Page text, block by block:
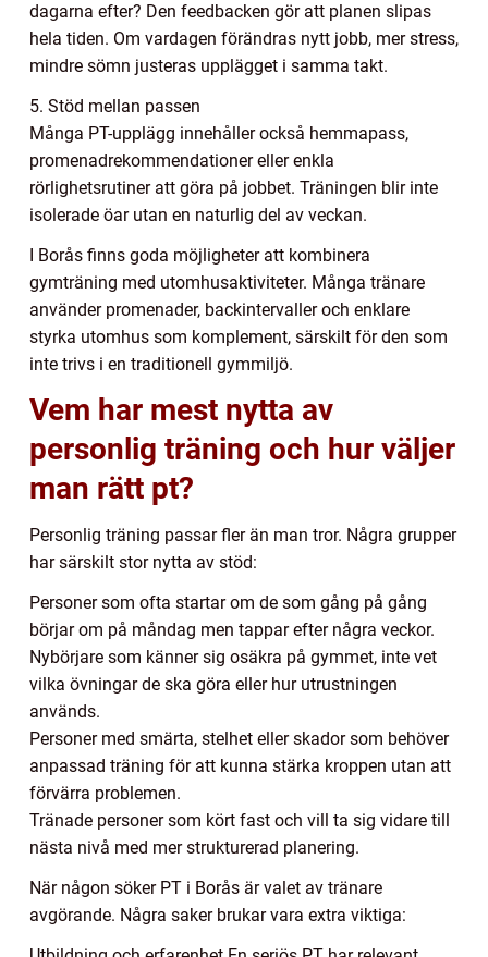
dagarna efter? Den feedbacken gör att planen slipas
hela tiden. Om vardagen förändras nytt jobb, mer stress,
mindre sömn justeras upplägget i samma takt.
5. Stöd mellan passen
Många PT-upplägg innehåller också hemmapass,
promenadrekommendationer eller enkla
rörlighetsrutiner att göra på jobbet. Träningen blir inte
isolerade öar utan en naturlig del av veckan.
I Borås finns goda möjligheter att kombinera
gymträning med utomhusaktiviteter. Många tränare
använder promenader, backintervaller och enklare
styrka utomhus som komplement, särskilt för den som
inte trivs i en traditionell gymmiljö.
Vem har mest nytta av
personlig träning och hur väljer
man rätt pt?
Personlig träning passar fler än man tror. Några grupper
har särskilt stor nytta av stöd:
Personer som ofta startar om de som gång på gång
börjar om på måndag men tappar efter några veckor.
Nybörjare som känner sig osäkra på gymmet, inte vet
vilka övningar de ska göra eller hur utrustningen
används.
Personer med smärta, stelhet eller skador som behöver
anpassad träning för att kunna stärka kroppen utan att
förvärra problemen.
Tränade personer som kört fast och vill ta sig vidare till
nästa nivå med mer strukturerad planering.
När någon söker PT i Borås är valet av tränare
avgörande. Några saker brukar vara extra viktiga: